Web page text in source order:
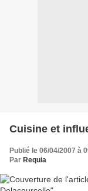
Cuisine et
Publié le 06/04/2007 à
Par Requia